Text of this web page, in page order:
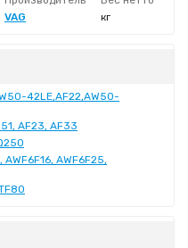
VAG кг
42LE,AF22,AW50-
AF23, AF33
AWF6F16, AWF6F25,